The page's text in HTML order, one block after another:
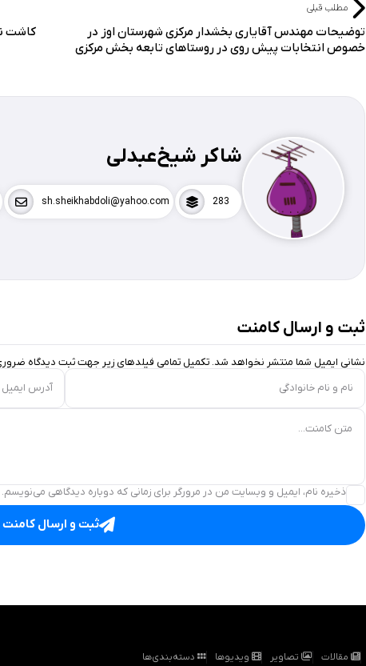
مطلب قبلی
توضیحات مهندس آقایاری بخشدار مرکزی شهرستان اوز در
خصوص انتخابات پیش روی در روستاهای تابعه بخش مرکزی
کاشت
شاکر شیخ‌عبدلی
283
sh.sheikhabdoli@yahoo.com
ثبت و ارسال کامنت
نشانی ایمیل شما منتشر نخواهد شد. تکمیل تمامی فیلد‌های زیر جهت ثبت دیدگاه
نام و نام خانوادگی
آدرس ایمیل
متن کامنت...
ذخیره نام، ایمیل و وبسایت من در مرورگر برای زمانی که دوباره دیدگاهی می‌نویسم.
ثبت و ارسال کامنت
مقالات تصاویر ویدیوها دسته‌بندی‌ها